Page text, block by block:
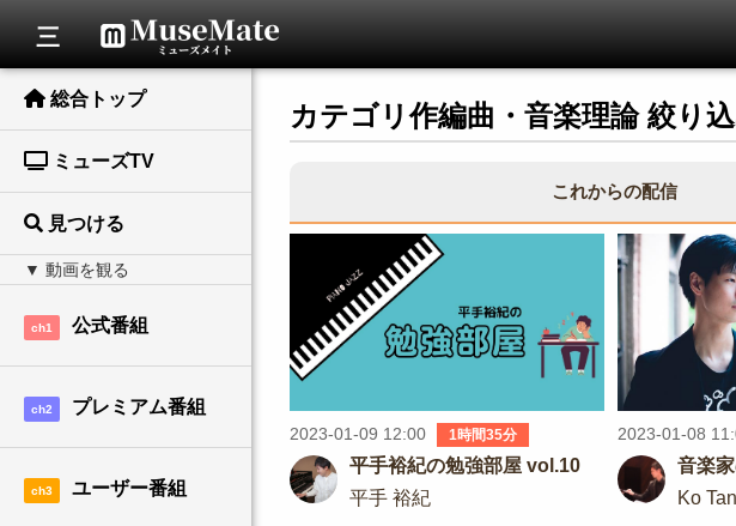
総合トップ
ミューズTV
見つける
ch1 公式番組
ch2 プレミアム番組
ch3 ユーザー番組
カテゴリ作編曲・音楽理論 絞り
これからの配信
2023-01-09 12:00 1時間35分
平手裕紀の勉強部屋 vol.10
平手 裕紀
2023-01-08
音楽
Ko